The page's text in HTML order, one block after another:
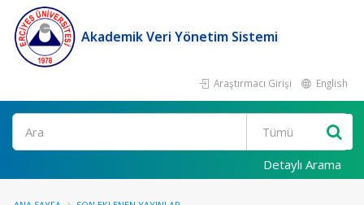
Akademik Veri Yönetim Sistemi
Araştırmacı Girişi English
Ara
Detaylı Arama